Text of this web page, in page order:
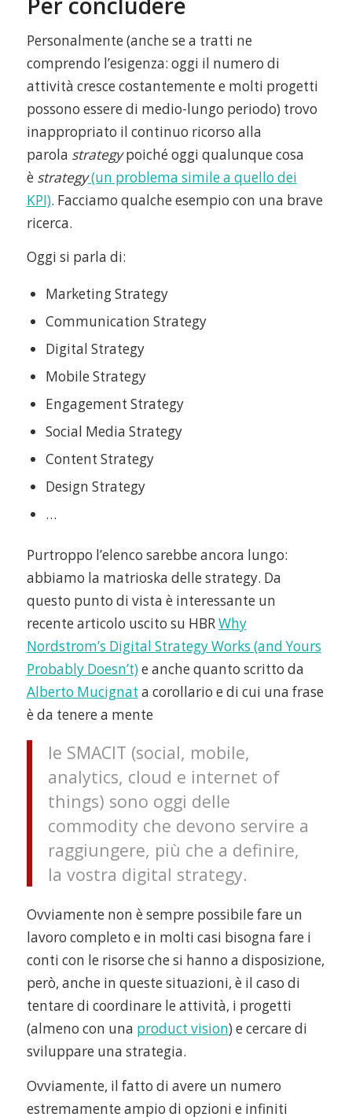
Personalmente (anche se a tratti ne
comprendo l’esigenza: oggi il numero di
attività cresce costantemente e molti progetti
possono essere di medio-lungo periodo) trovo
inappropriato il continuo ricorso alla
parola strategypoiché oggi qualunque cosa
è strategy(un problema simile a quello dei
KPI). Facciamo qualche esempio con una brave
ricerca.
Oggi si parla di:
Marketing Strategy
Communication Strategy
Digital Strategy
Mobile Strategy
Engagement Strategy
Social Media Strategy
Content Strategy
Design Strategy
…
Purtroppo l’elenco sarebbe ancora lungo:
abbiamo la matrioska delle strategy. Da
questo punto di vista è interessante un
recente articolo uscito su HBRWhy
Nordstrom’s Digital Strategy Works (and Yours
Probably Doesn’t)e anche quanto scritto da
Alberto Mucignat a corollario e di cui una frase
è da tenere a mente
le SMACIT (social, mobile,
analytics, cloud e internet of
things) sono oggi delle
commodity che devono servire a
raggiungere, più che a definire,
la vostra digital strategy.
Ovviamente non è sempre possibile fare un
lavoro completo e in molti casi bisogna fare i
conti con le risorse che si hanno a disposizione,
però, anche in queste situazioni, è il caso di
tentare di coordinare le attività, i progetti
(almeno con una product vision) e cercare di
sviluppare una strategia.
Ovviamente, il fatto di avere un numero
estremamente ampio di opzioni e infiniti